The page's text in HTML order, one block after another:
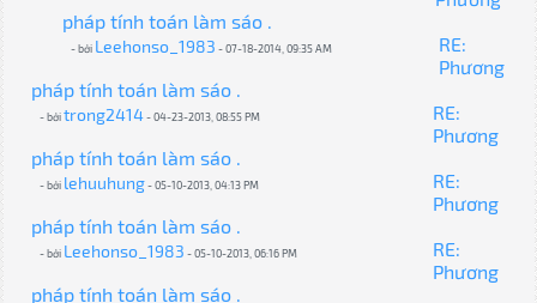
pháp tính toán làm sáo .
- bởi Leehonso_1983 - 07-18-2014, 09:35 AM
RE:
Phương
pháp tính toán làm sáo .
- bởitrong2414- 04-23-2013, 08:55 PM
RE:
Phương
pháp tính toán làm sáo .
- bởi lehuuhung- 05-10-2013, 04:13 PM
RE:
Phương
pháp tính toán làm sáo .
- bởi Leehonso_1983 - 05-10-2013, 06:16 PM
RE:
Phương
pháp tính toán làm sáo .